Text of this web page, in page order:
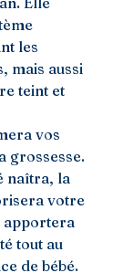
les
mais aussi
teint et
vos
grossesse.
naîtra, la
votre
apportera
tout au
de bébé.